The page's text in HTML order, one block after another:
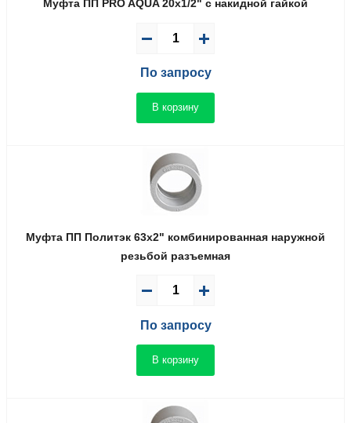
Муфта ПП PRO AQUA 20x1/2" с накидной гайкой
По запросу
В корзину
Муфта ПП Политэк 63x2" комбинированная наружной
резьбой разъемная
По запросу
В корзину